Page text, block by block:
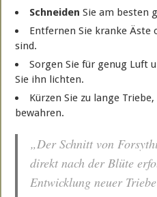
Schneiden Sie am besten
Entfernen Sie kranke Äste
sind.
Sorgen Sie für genug Luft
Sie ihn lichten.
Kürzen Sie zu lange
bewahren.
„Der Schnitt von
direkt nach der Blüte
Entwicklung neuer